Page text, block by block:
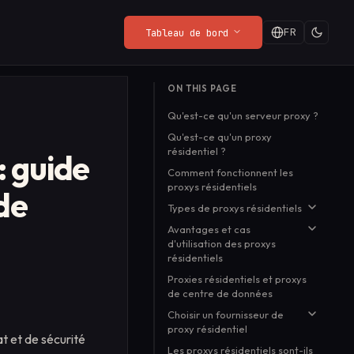
Essayez l'API en direct
dans votre navigateur,
sans configuration.
DERNIÈRES ACTUALITÉS DU BLOG
Quand c'est gratuit,
vous êtes le produit :
une meilleure façon de
payer
Ce que le SDK collecte (et ce
qu'il ne collecte pas).
Tableau de bord FR
guide
et de sécurité
ON THIS PAGE
Qu'est-ce qu'un serveur proxy ?
Qu'est-ce qu'un proxy
résidentiel ?
Comment fonctionnent les
proxys résidentiels
Types de proxys résidentiels
Proxys résidentiels rotatifs
Proxys résidentiels statiques
Proxys résidentiels dédiés et
Avantages et cas
d'utilisation des proxys
résidentiels
Accès à du contenu géo-
restreint
Scraping et automatisation
des données
Haut niveau d'anonymat
Proxies résidentiels et proxys
de centre de données
Choisir un fournisseur de
proxy résidentiel
Les proxys résidentiels
Les proxys résidentiels sont-ils